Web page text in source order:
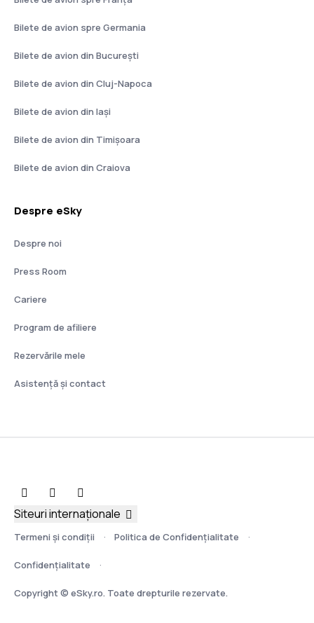
Bilete de avion spre Germania
Bilete de avion din București
Bilete de avion din Cluj-Napoca
Bilete de avion din Iași
Bilete de avion din Timișoara
Bilete de avion din Craiova
Despre eSky
Despre noi
Press Room
Cariere
Program de afiliere
Rezervările mele
Asistenţă şi contact
Termeni şi condiţii Politica de Confidențialitate
Confidențialitate
Copyright © eSky.ro. Toate drepturile rezervate.
Siteuri internaționale